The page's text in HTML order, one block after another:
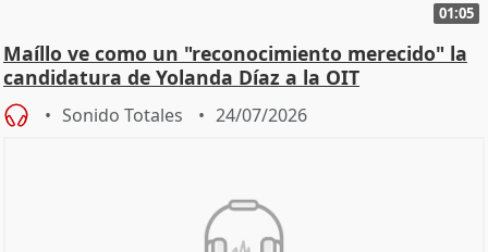
01:05
Maíllo ve como un "reconocimiento merecido" la
candidatura de Yolanda Díaz a la OIT
Sonido Totales 24/07/2026